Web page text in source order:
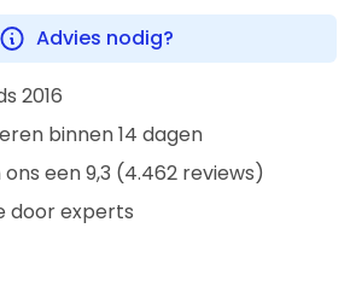
Advies nodig?
2016
binnen 14 dagen
een 9,3 (4.462 reviews)
door experts